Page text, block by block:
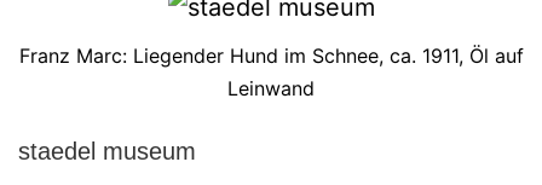
Franz Marc: Liegender Hund im Schnee, ca. 1911, Öl auf
Leinwand
staedel museum